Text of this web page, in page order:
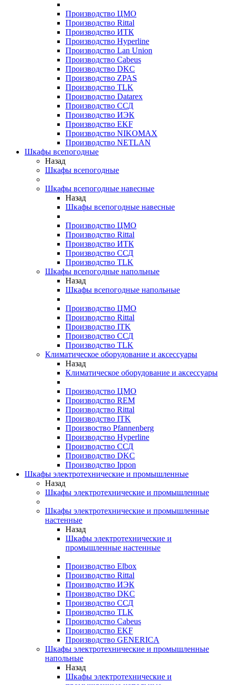
Производство ЦМО
Производство Rittal
Производство ИТК
Производство Hyperline
Производство Lan Union
Производство Cabeus
Производство DKC
Производство ZPAS
Производство TLK
Производство Datarex
Производство ССД
Производство ИЭК
Производство EKF
Производство NIKOMAX
Производство NETLAN
Шкафы всепогодные
Назад
Шкафы всепогодные
Шкафы всепогодные навесные
Назад
Шкафы всепогодные навесные
Производство ЦМО
Производство Rittal
Производство ИТК
Производство ССД
Производство TLK
Шкафы всепогодные напольные
Назад
Шкафы всепогодные напольные
Производство ЦМО
Производство Rittal
Производство ITK
Производство ССД
Производство TLK
Климатическое оборудование и аксессуары
Назад
Климатическое оборудование и аксессуары
Производство ЦМО
Производство REM
Производство Rittal
Производство ITK
Произвоство Pfannenberg
Производство Hyperline
Производство ССД
Производство DKC
Производство Ippon
Шкафы электротехнические и промышленные
Назад
Шкафы электротехнические и промышленные
Шкафы электротехнические и промышленные
настенные
Назад
Шкафы электротехнические и
промышленные настенные
Производство Elbox
Производство Rittal
Производство ИЭК
Производство DKC
Производство ССД
Производство TLK
Производство Cabeus
Производство EKF
Производство GENERICA
Шкафы электротехнические и промышленные
напольные
Назад
Шкафы электротехнические и